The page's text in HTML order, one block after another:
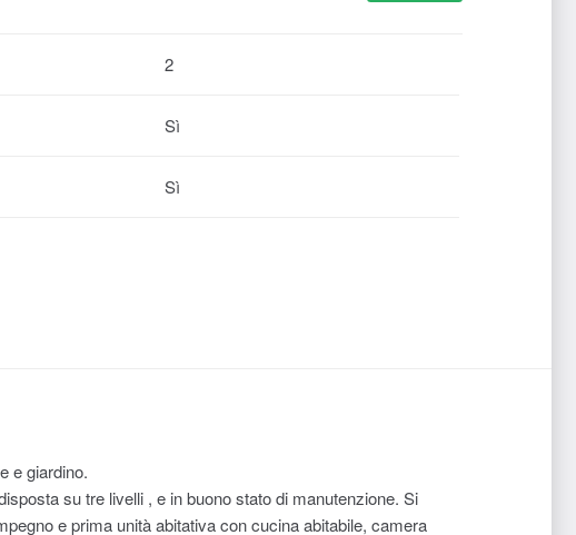
2
Sì
Sì
e giardino.
su tre livelli , e in buono stato di manutenzione. Si
e prima unità abitativa con cucina abitabile, camera